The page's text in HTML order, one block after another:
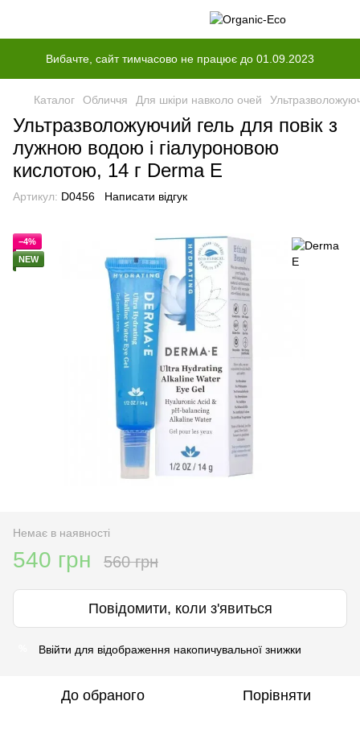
Вибачте, сайт тимчасово не працює до 01.09.2023
Каталог Обличчя Для шкіри навколо очей
Ультразволожуючий гель для повік з
лужною водою і гіалуроновою
кислотою, 14 г Derma E
Артикул: D0456 Написати відгук
−4%
NEW
Немає в наявності
540 грн 560 грн
Повідомити, коли з'явиться
Ввійти для відображення накопичувальної знижки
До обраного Порівняти